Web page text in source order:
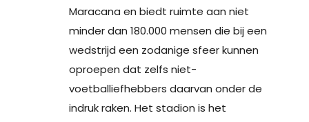
Maracana en biedt ruimte aan niet
minder dan 180.000 mensen die bij een
wedstrijd een zodanige sfeer kunnen
oproepen dat zelfs niet-
voetballiefhebbers daarvan onder de
indruk raken. Het stadion is het